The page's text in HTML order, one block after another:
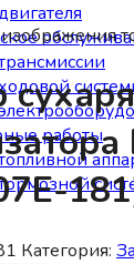
работы
сухаря
Категория: